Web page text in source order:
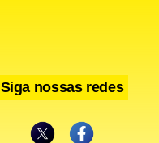
Siga nossas redes